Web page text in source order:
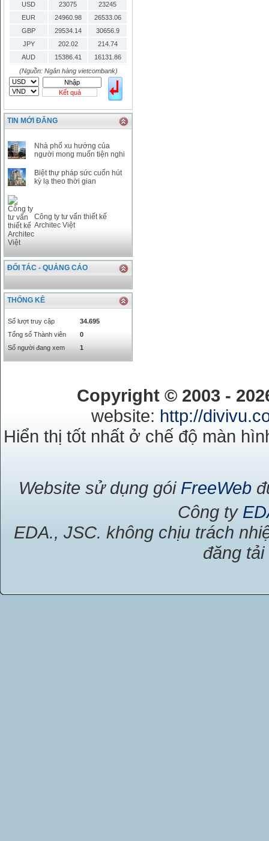
USD
23075
23245
EUR
24960.98
26533.06
GBP
29534.14
30656.9
JPY
202.02
214.74
AUD
15386.41
16131.86
HKD
2906.04
3028.6
SGD
16755.29
17427.08
THB
666.2
786.99
CAD
17223.74
18058.21
CHF
23161.62
24283.77
INR
0
340.14
KWD
0
79758.97
RMB
3272
1
RUB
0
SEK
0 2503.05
(Nguồn: Ngân hàng vietcombank)
Kết quả
TIN MỚI ĐĂNG
Nhà phố xu hướng của
người mong muốn tiện nghi
Biệt thự pháp sức cuốn hút
kỳ lạ theo thời gian
Công ty tư vấn thiết kế
Architec Việt
ĐỐI TÁC - QUẢNG CÁO
THỐNG KÊ
Số lượt truy cập
34.695
Tổng số Thành viên
0
Số người đang xem
1
Copyright © 2003 -
website: http://
Hiển thị tốt nhất ở chế độ màn
Website sử dụng gói FreeWeb
Công ty
EDA., JSC. không chịu trách
đăng